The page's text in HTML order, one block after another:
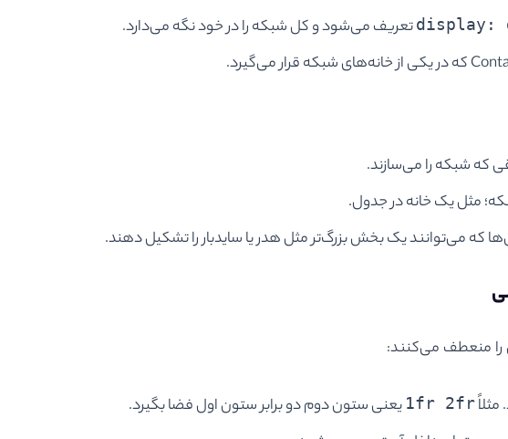
display:تعریف می‌شود و کل شبکه را در خود نگه می‌دارد.
که شبکه را می‌سازند.
مثل یک خانه در جدول.
که می‌توانند یک بخش بزرگ‌تر مثل هدر یا سایدبار را تشکیل دهند.
1fr 2fr یعنی ستون دوم دو برابر ستون اول فضا بگیرد.